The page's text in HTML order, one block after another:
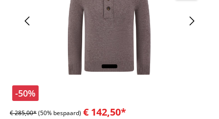
-50%
€ 285,00*(50% bespaard) € 142,50*